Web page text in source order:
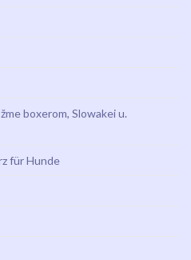
boxerom, Slowakei u.
für Hunde